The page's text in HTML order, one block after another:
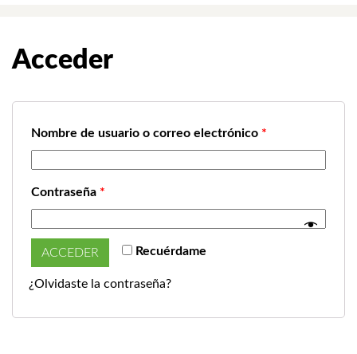
Acceder
Nombre de usuario o correo electrónico *
Contraseña *
Recuérdame
ACCEDER
¿Olvidaste la contraseña?